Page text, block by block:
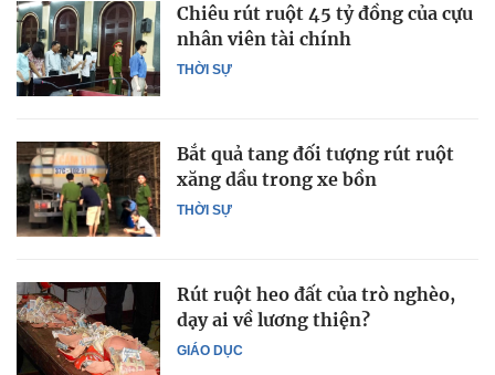
THỜI SỰ
Chiêu rút ruột 45 tỷ đồng của cựu
nhân viên tài chính
THỜI SỰ
Bắt quả tang đối tượng rút ruột
xăng dầu trong xe bồn
GIÁO DỤC
Rút ruột heo đất của trò nghèo,
dạy ai về lương thiện?